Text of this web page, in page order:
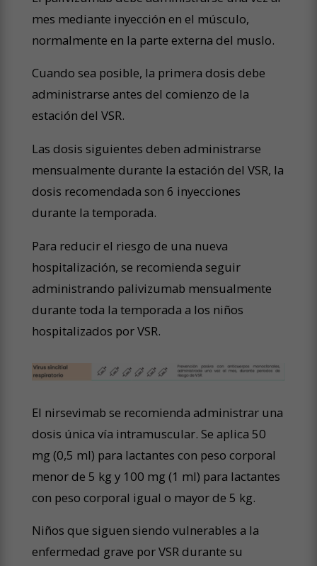
mes mediante inyección en el músculo,
normalmente en la parte externa del muslo.
Cuando sea posible, la primera dosis debe
administrarse antes del comienzo de la
estación del VSR.
Las dosis siguientes deben administrarse
mensualmente durante la estación del VSR, la
dosis recomendada son 6 inyecciones
durante la temporada.
Para reducir el riesgo de una nueva
hospitalización, se recomienda seguir
administrando palivizumab mensualmente
durante toda la temporada a los niños
hospitalizados por VSR.
El nirsevimab se recomienda administrar una
dosis única vía intramuscular. Se aplica 50
mg (0,5 ml) para lactantes con peso corporal
menor de 5 kg y 100 mg (1 ml) para lactantes
con peso corporal igual o mayor de 5 kg.
Niños que siguen siendo vulnerables a la
enfermedad grave por VSR durante su